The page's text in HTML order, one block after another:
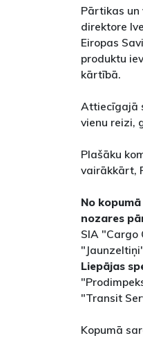
Pārtikas
direktore
Eiropas
produktu
kārtībā.
Attiecīgajā
vienu reizi,
Plašāku
vairākkārt,
No
nozares
SIA "Cargo
Liepājas
"Transit
Kopumā